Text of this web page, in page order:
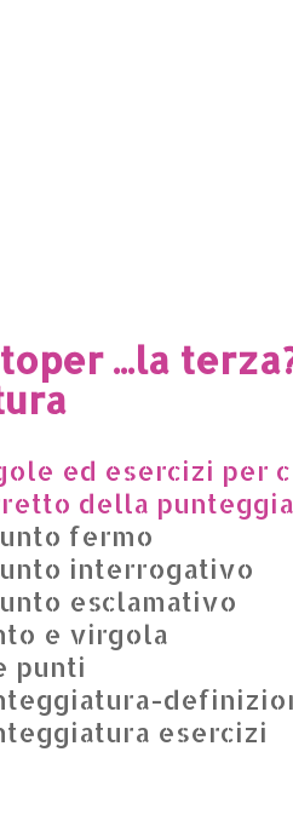
...la
ed esercizi per
della
fermo
interrogativo
esclamativo
e virgola
punti
esercizi